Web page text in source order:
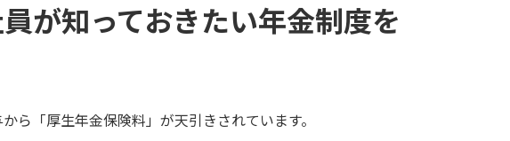
が知っておきたい年金制度を
ら「厚生年金保険料」が天引きされています。